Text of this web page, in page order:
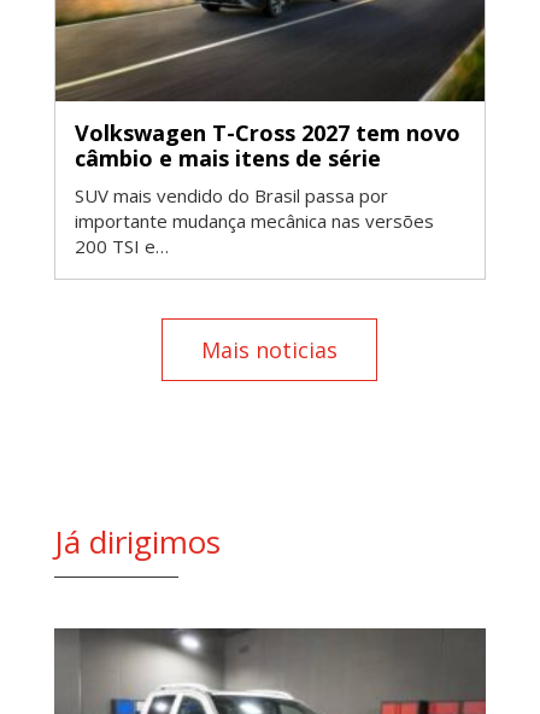
Volkswagen T-Cross 2027 tem novo
câmbio e mais itens de série
SUV mais vendido do Brasil passa por
importante mudança mecânica nas versões
200 TSI e…
Mais noticias
Já dirigimos